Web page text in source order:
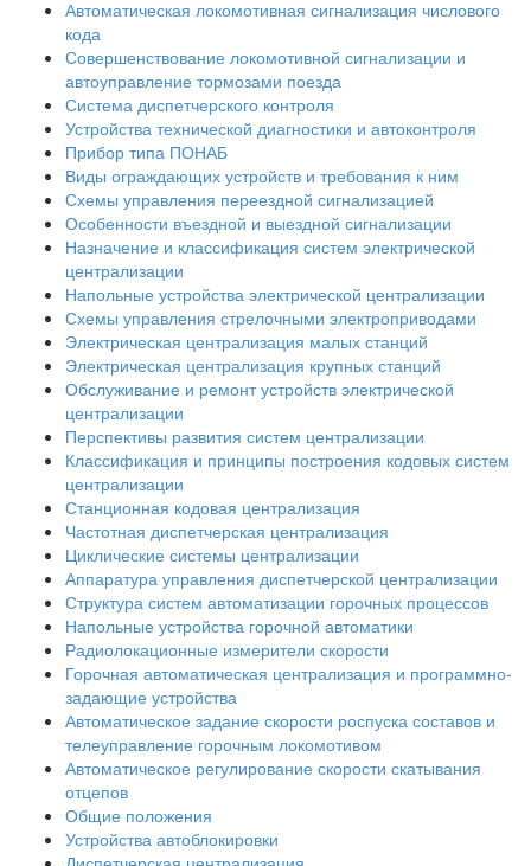
Автоматическая локомотивная сигнализация числового
кода
Совершенствование локомотивной сигнализации и
автоуправление тормозами поезда
Система диспетчерского контроля
Устройства технической диагностики и автоконтроля
Прибор типа ПОНАБ
Виды ограждающих устройств и требования к ним
Схемы управления переездной сигнализацией
Особенности въездной и выездной сигнализации
Назначение и классификация систем электрической
централизации
Напольные устройства электрической централизации
Схемы управления стрелочными электроприводами
Электрическая централизация малых станций
Электрическая централизация крупных станций
Обслуживание и ремонт устройств электрической
централизации
Перспективы развития систем централизации
Классификация и принципы построения кодовых систем
централизации
Станционная кодовая централизация
Частотная диспетчерская централизация
Циклические системы централизации
Аппаратура управления диспетчерской централизации
Структура систем автоматизации горочных процессов
Напольные устройства горочной автоматики
Радиолокационные измерители скорости
Горочная автоматическая централизация и программно-
задающие устройства
Автоматическое задание скорости роспуска составов и
телеуправление горочным локомотивом
Автоматическое регулирование скорости скатывания
отцепов
Общие положения
Устройства автоблокировки